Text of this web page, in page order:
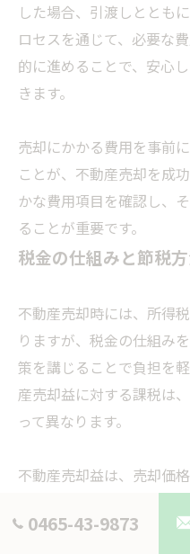
した場合、引渡しととも
ロセスを通じて、必要な
的に進めることで、安心
きます。
売却にかかる費用を事前
ことが、不動産売却を成
かな費用項目を確認し、
ることが重要です。
税金の仕組みと節税
不動産売却時には、所得
りますが、税金の仕組み
策を講じることで負担を
産売却益に対する課税は
って異なります。
不動産売却益は、売却価
の諸費用、譲渡費用には
0465-43-9873